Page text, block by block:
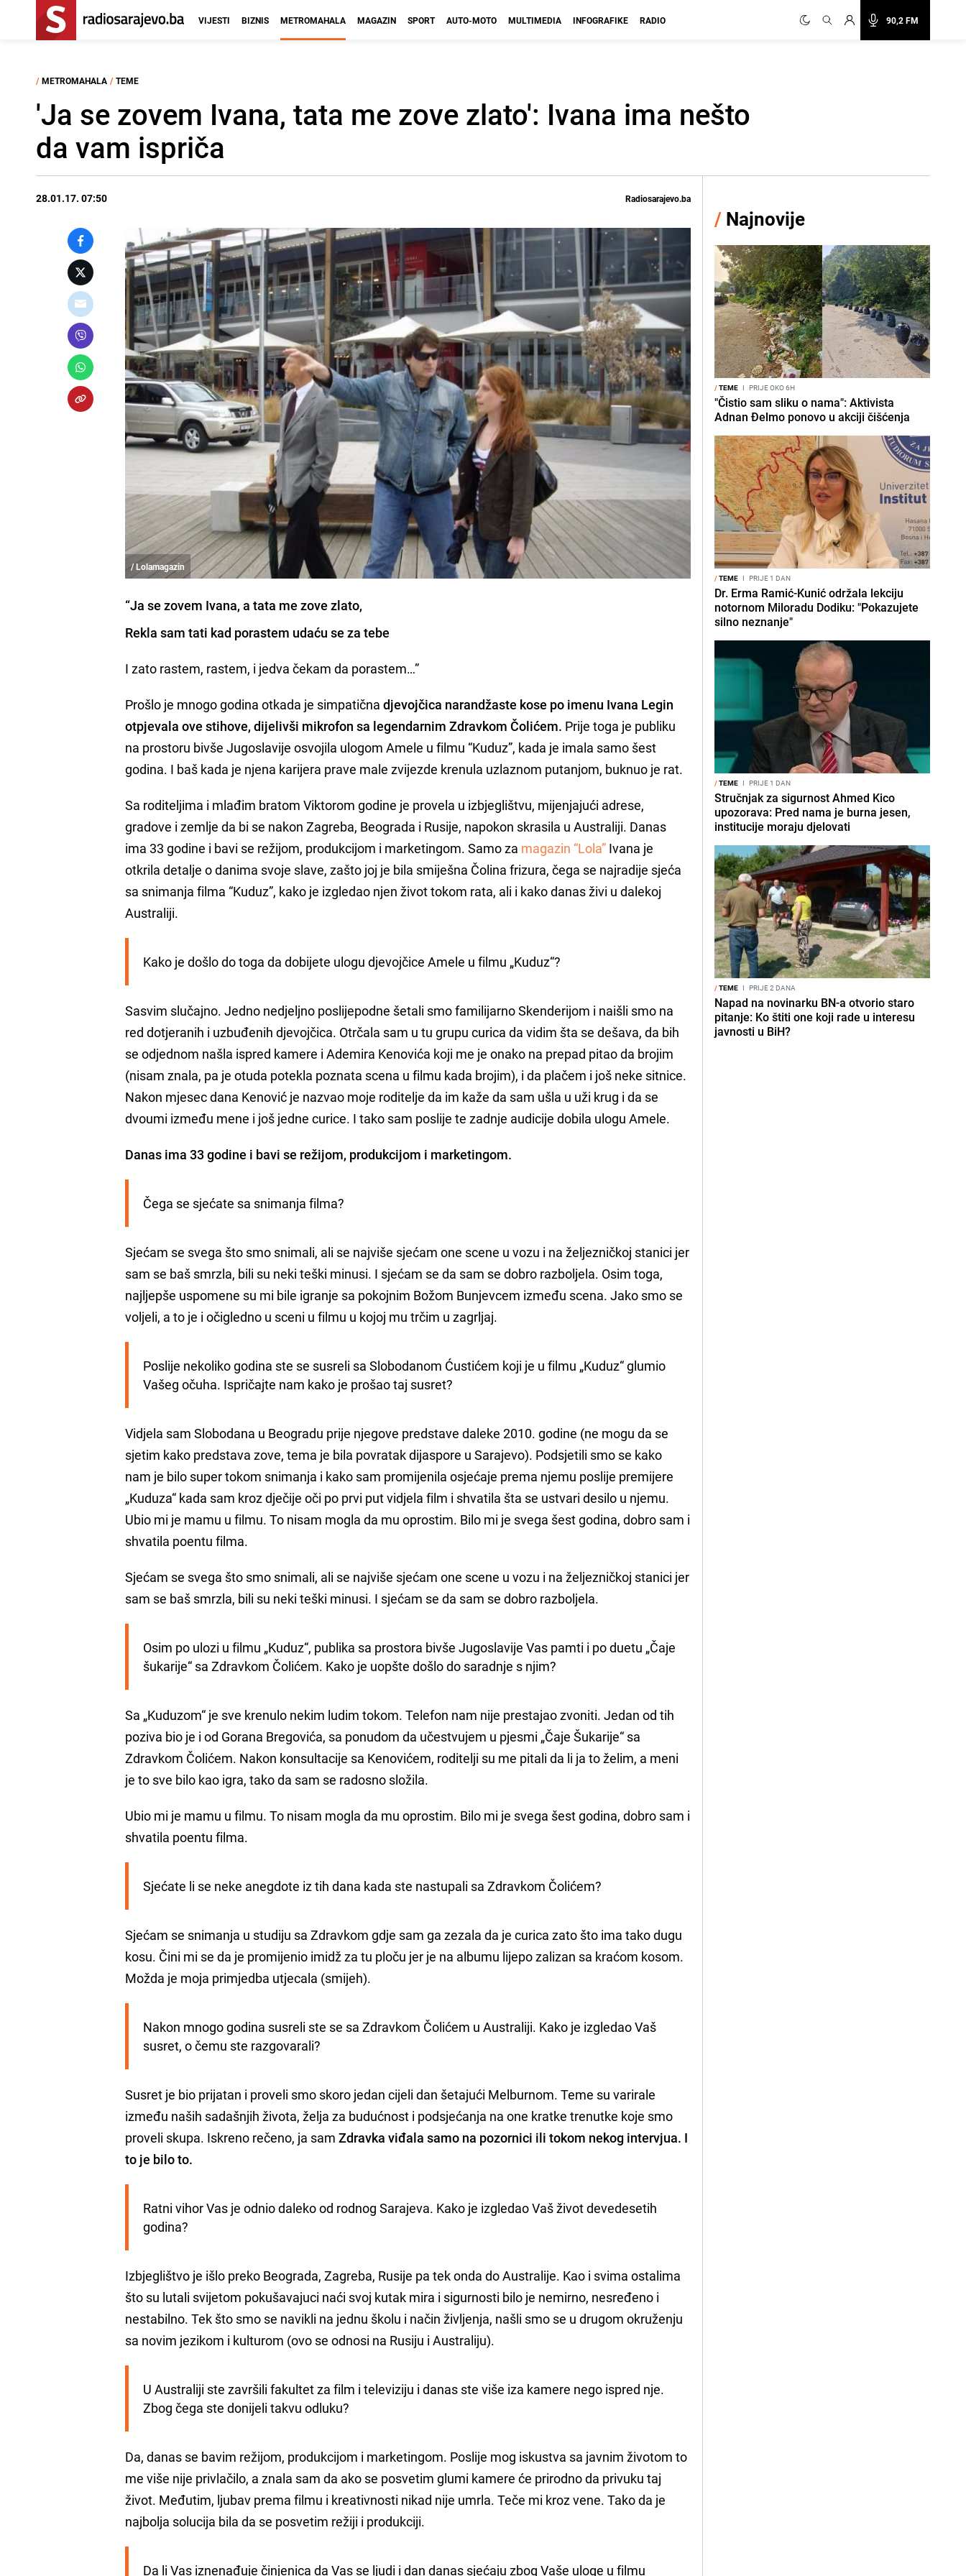
90,2 FM
VIJESTI BIZNIS METROMAHALA MAGAZIN SPORT AUTO-MOTO MULTIMEDIA INFOGRAFIKE RADIO
/ METROMAHALA / TEME
'Ja se zovem Ivana, tata me zove zlato': Ivana ima nešto
da vam ispriča
28.01.17. 07:50 Radiosarajevo.ba
/ Lolamagazin
“Ja se zovem Ivana, a tata me zove zlato,
Rekla sam tati kad porastem udaću se za tebe
I zato rastem, rastem, i jedva čekam da porastem…”
Prošlo je mnogo godina otkada je simpatičnadjevojčica narandžaste kose po imenu Ivana Legin
otpjevala ove stihove, dijelivši mikrofon sa legendarnim Zdravkom Čolićem. Prije toga je publiku
na prostoru bivše Jugoslavije osvojila ulogom Amele u filmu “Kuduz”, kada je imala samo šest
godina. I baš kada je njena karijera prave male zvijezde krenula uzlaznom putanjom, buknuo je rat.
Sa roditeljima i mlađim bratom Viktorom godine je provela u izbjeglištvu, mijenjajući adrese,
gradove i zemlje da bi se nakon Zagreba, Beograda i Rusije, napokon skrasila u Australiji. Danas
ima 33 godine i bavi se režijom, produkcijom i marketingom. Samo za magazin “Lola” Ivana je
otkrila detalje o danima svoje slave, zašto joj je bila smiješna Čolina frizura, čega se najradije sjeća
sa snimanja filma “Kuduz”, kako je izgledao njen život tokom rata, ali i kako danas živi u dalekoj
Australiji.
Kako je došlo do toga da dobijete ulogu djevojčice Amele u filmu „Kuduz“?
Sasvim slučajno. Jedno nedjeljno poslijepodne šetali smo familijarno Skenderijom i naišli smo na
red dotjeranih i uzbuđenih djevojčica. Otrčala sam u tu grupu curica da vidim šta se dešava, da bih
se odjednom našla ispred kamere i Ademira Kenovića koji me je onako na prepad pitao da brojim
(nisam znala, pa je otuda potekla poznata scena u filmu kada brojim), i da plačem i još neke sitnice.
Nakon mjesec dana Kenović je nazvao moje roditelje da im kaže da sam ušla u uži krug i da se
dvoumi između mene i još jedne curice. I tako sam poslije te zadnje audicije dobila ulogu Amele.
Danas ima 33 godine i bavi se režijom, produkcijom i marketingom.
Čega se sjećate sa snimanja filma?
Sjećam se svega što smo snimali, ali se najviše sjećam one scene u vozu i na željezničkoj stanici jer
sam se baš smrzla, bili su neki teški minusi. I sjećam se da sam se dobro razboljela. Osim toga,
najljepše uspomene su mi bile igranje sa pokojnim Božom Bunjevcem između scena. Jako smo se
voljeli, a to je i očigledno u sceni u filmu u kojoj mu trčim u zagrljaj.
Poslije nekoliko godina ste se susreli sa Slobodanom Ćustićem koji je u filmu „Kuduz“ glumio
Vašeg očuha. Ispričajte nam kako je prošao taj susret?
Vidjela sam Slobodana u Beogradu prije njegove predstave daleke 2010. godine (ne mogu da se
sjetim kako predstava zove, tema je bila povratak dijaspore u Sarajevo). Podsjetili smo se kako
nam je bilo super tokom snimanja i kako sam promijenila osjećaje prema njemu poslije premijere
„Kuduza“ kada sam kroz dječije oči po prvi put vidjela film i shvatila šta se ustvari desilo u njemu.
Ubio mi je mamu u filmu. To nisam mogla da mu oprostim. Bilo mi je svega šest godina, dobro sam i
shvatila poentu filma.
Sjećam se svega što smo snimali, ali se najviše sjećam one scene u vozu i na željezničkoj stanici jer
sam se baš smrzla, bili su neki teški minusi. I sjećam se da sam se dobro razboljela.
Osim po ulozi u filmu „Kuduz“, publika sa prostora bivše Jugoslavije Vas pamti i po duetu „Čaje
šukarije“ sa Zdravkom Čolićem. Kako je uopšte došlo do saradnje s njim?
Sa „Kuduzom“ je sve krenulo nekim ludim tokom. Telefon nam nije prestajao zvoniti. Jedan od tih
poziva bio je i od Gorana Bregovića, sa ponudom da učestvujem u pjesmi „Čaje Šukarije“ sa
Zdravkom Čolićem. Nakon konsultacije sa Kenovićem, roditelji su me pitali da li ja to želim, a meni
je to sve bilo kao igra, tako da sam se radosno složila.
Ubio mi je mamu u filmu. To nisam mogla da mu oprostim. Bilo mi je svega šest godina, dobro sam i
shvatila poentu filma.
Sjećate li se neke anegdote iz tih dana kada ste nastupali sa Zdravkom Čolićem?
Sjećam se snimanja u studiju sa Zdravkom gdje sam ga zezala da je curica zato što ima tako dugu
kosu. Čini mi se da je promijenio imidž za tu ploču jer je na albumu lijepo zalizan sa kraćom kosom.
Možda je moja primjedba utjecala (smijeh).
Nakon mnogo godina susreli ste se sa Zdravkom Čolićem u Australiji. Kako je izgledao Vaš
susret, o čemu ste razgovarali?
Susret je bio prijatan i proveli smo skoro jedan cijeli dan šetajući Melburnom. Teme su varirale
između naših sadašnjih života, želja za budućnost i podsjećanja na one kratke trenutke koje smo
proveli skupa. Iskreno rečeno, ja samZdravka viđala samo na pozornici ili tokom nekog intervjua. I
to je bilo to.
Ratni vihor Vas je odnio daleko od rodnog Sarajeva. Kako je izgledao Vaš život devedesetih
godina?
Izbjeglištvo je išlo preko Beograda, Zagreba, Rusije pa tek onda do Australije. Kao i svima ostalima
što su lutali svijetom pokušavajuci naći svoj kutak mira i sigurnosti bilo je nemirno, nesređeno i
nestabilno. Tek što smo se navikli na jednu školu i način življenja, našli smo se u drugom okruženju
sa novim jezikom i kulturom (ovo se odnosi na Rusiju i Australiju).
U Australiji ste završili fakultet za film i televiziju i danas ste više iza kamere nego ispred nje.
Zbog čega ste donijeli takvu odluku?
Da, danas se bavim režijom, produkcijom i marketingom. Poslije mog iskustva sa javnim životom to
me više nije privlačilo, a znala sam da ako se posvetim glumi kamere će prirodno da privuku taj
život. Međutim, ljubav prema filmu i kreativnosti nikad nije umrla. Teče mi kroz vene. Tako da je
najbolja solucija bila da se posvetim režiji i produkciji.
Da li Vas iznenađuje činjenica da Vas se ljudi i dan danas sjećaju zbog Vaše uloge u filmu
/ Najnovije
/TEME I PRIJE OKO 6H
"Čistio sam sliku o nama": Aktivista
Adnan Đelmo ponovo u akciji čišćenja
/TEME I PRIJE 1 DAN
Dr. Erma Ramić-Kunić održala lekciju
notornom Miloradu Dodiku: "Pokazujete
silno neznanje"
/TEME I PRIJE 1 DAN
Stručnjak za sigurnost Ahmed Kico
upozorava: Pred nama je burna jesen,
institucije moraju djelovati
/TEME I PRIJE 2 DANA
Napad na novinarku BN-a otvorio staro
pitanje: Ko štiti one koji rade u interesu
javnosti u BiH?